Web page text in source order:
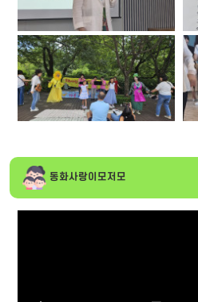
동화사랑이모저모